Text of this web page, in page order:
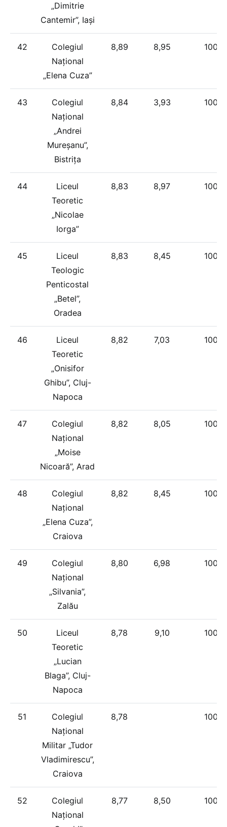
„Dimitrie
Cantemir”, Iași
42
Colegiul
Național
„Elena Cuza”
8,89 8,95 100%
43
Colegiul
Național
„Andrei
Mureșanu”,
Bistrița
8,84 3,93 100%
44
Liceul
Teoretic
„Nicolae
Iorga”
8,83 8,97 100%
45
Liceul
Teologic
Penticostal
„Betel”,
Oradea
8,83 8,45 100%
46
Liceul
Teoretic
„Onisifor
Ghibu”, Cluj-
Napoca
8,82 7,03 100%
47
Colegiul
Național
„Moise
Nicoară”, Arad
8,82 8,05 100%
48
Colegiul
Național
„Elena Cuza”,
Craiova
8,82 8,45 100%
49
Colegiul
Național
„Silvania”,
Zalău
8,80 6,98 100%
50
Liceul
Teoretic
„Lucian
Blaga”, Cluj-
Napoca
8,78 9,10 100%
51
Colegiul
Național
Militar „Tudor
Vladimirescu”,
Craiova
8,78 100%
52
Colegiul
Național
8,77 8,50 100%